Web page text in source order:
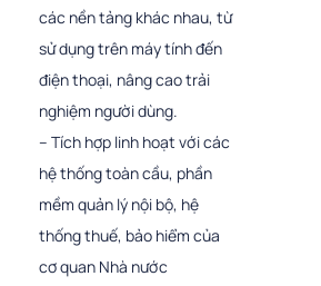
các nền tảng khác nhau, từ
sử dụng trên máy tính đến
điện thoại, nâng cao trải
nghiệm người dùng.
– Tích hợp linh hoạt với các
hệ thống toàn cầu, phần
mềm quản lý nội bộ, hệ
thống thuế, bảo hiểm của
cơ quan Nhà nước